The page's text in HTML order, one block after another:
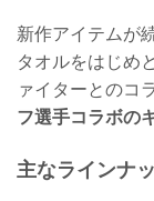
新作アイテムが
タオルをはじめ
ァイターとのコ
フ選手コラボの
主なラインナ